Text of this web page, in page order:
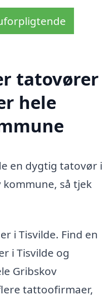
tatovører
hele
en dygtig tatovør i
kommune, så tjek
i Tisvilde. Find en
i Tisvilde og
Gribskov
tattoofirmaer,